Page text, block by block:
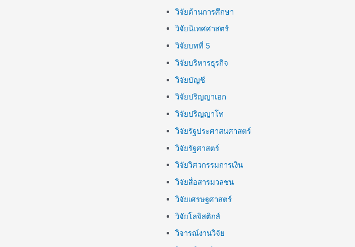
วิจัยด้านการศึกษา
วิจัยนิเทศศาสตร์
วิจัยบทที่ 5
วิจัยบริหารธุรกิจ
วิจัยบัญชี
วิจัยปริญญาเอก
วิจัยปริญญาโท
วิจัยรัฐประศาสนศาสตร์
วิจัยรัฐศาสตร์
วิจัยวิศวกรรมการเงิน
วิจัยสื่อสารมวลชน
วิจัยเศรษฐศาสตร์
วิจัยโลจิสติกส์
วิจารณ์งานวิจัย